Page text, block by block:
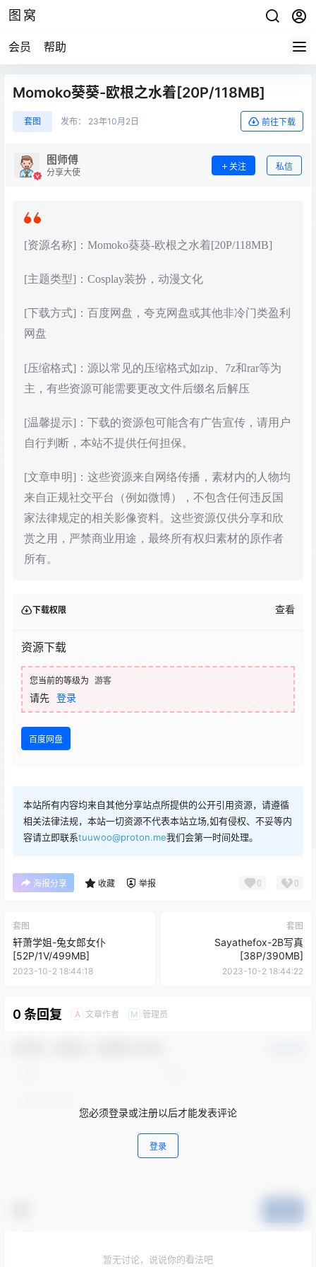
图窝
会员 帮助
Momoko葵葵-欧根之水着[20P/118MB]
套图 发布： 23年10月2日 前往下载
图师傅
分享大使
关注 私信
[资源名称]：Momoko葵葵-欧根之水着[20P/118MB]
[主题类型]：Cosplay装扮，动漫文化
[下载方式]：百度网盘，夸克网盘或其他非冷门类盈利
网盘
[压缩格式]：源以常见的压缩格式如zip、7z和rar等为
主，有些资源可能需要更改文件后缀名后解压
[温馨提示]：下载的资源包可能含有广告宣传，请用户
自行判断，本站不提供任何担保。
[文章申明]：这些资源来自网络传播，素材内的人物均
来自正规社交平台（例如微博），不包含任何违反国
家法律规定的相关影像资料。这些资源仅供分享和欣
赏之用，严禁商业用途，最终所有权归素材的原作者
所有。
下载权限 查看
资源下载
您当前的等级为 游客
请先 登录
百度网盘
本站所有内容均来自其他分享站点所提供的公开引用资源，请遵循
相关法律法规，本站一切资源不代表本站立场,如有侵权、不妥等内
容请立即联系tuuwoo@proton.me我们会第一时间处理。
海报分享 收藏 举报 0 0
套图
轩萧学姐-兔女郎女仆
[52P/1V/499MB]
2023-10-2 18:44:18
套图
Sayathefox-2B写真
[38P/390MB]
2023-10-2 18:44:22
0 条回复 A 文章作者 M 管理员
您必须登录或注册以后才能发表评论
登录
暂无讨论，说说你的看法吧